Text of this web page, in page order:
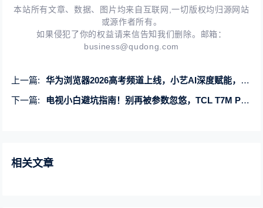
本站所有文章、数据、图片均来自互联网,一切版权均归源网站
或源作者所有。
如果侵犯了你的权益请来信告知我们删除。邮箱：
business@qudong.com
上一篇:
华为浏览器2026高考频道上线，小艺AI深度赋能，科学伴考全周期
下一篇:
电视小白避坑指南！别再被参数忽悠，TCL T7M Pro才是懂体验实力派
相关文章